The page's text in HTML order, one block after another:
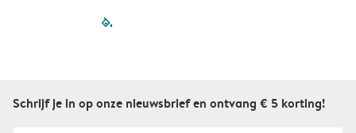
filled-pagination
Schrijf je in op onze nieuwsbrief en ontvang € 5 korting!